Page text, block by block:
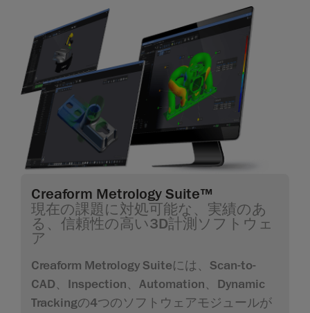
Creaform Metrology Suite™
現在の課題に対処可能な、実績のあ
る、信頼性の高い3D計測ソフトウェ
ア
Creaform Metrology Suiteには、Scan-to-
CAD、Inspection、Automation、Dynamic
Trackingの4つのソフトウェアモジュールが